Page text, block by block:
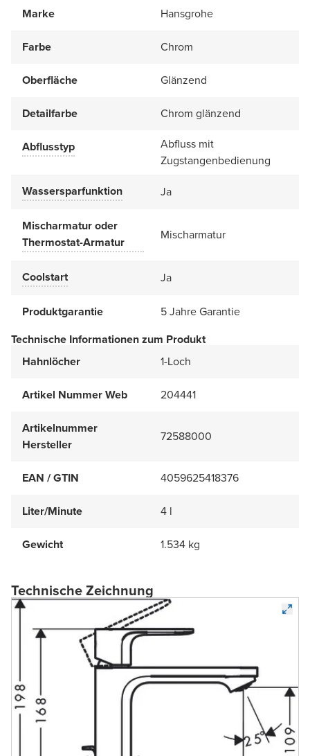
Marke
Hansgrohe
Farbe Chrom
Oberfläche Glänzend
Detailfarbe Chrom glänzend
Abflusstyp
Abfluss mit
Zugstangenbedienung
Wassersparfunktion
Ja
Mischarmatur oder
Thermostat-Armatur
Mischarmatur
Coolstart Ja
Produktgarantie
5 Jahre Garantie
Technische Informationen zum Produkt
Hahnlöcher
1-Loch
Artikel Nummer Web 204441
Artikelnummer
Hersteller
72588000
EAN / GTIN 4059625418376
Liter/Minute 4 l
Gewicht 1.534 kg
Technische Zeichnung